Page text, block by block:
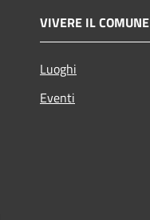
VIVERE IL COMUNE
Luoghi
Eventi